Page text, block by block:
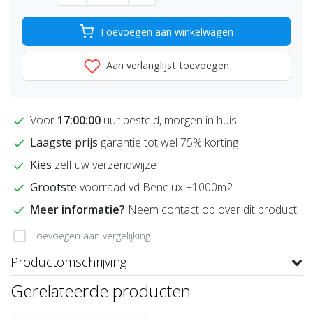
Toevoegen aan winkelwagen
Aan verlanglijst toevoegen
Voor 17:00:00 uur besteld, morgen in huis
Laagste prijs garantie tot wel 75% korting
Kies zelf uw verzendwijze
Grootste voorraad vd Benelux +1000m2
Meer informatie? Neem contact op over dit product
Toevoegen aan vergelijking
Productomschrijving
Gerelateerde producten